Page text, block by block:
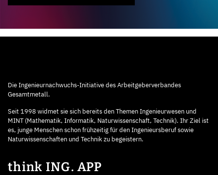
Die Ingenieurnachwuchs-Initiative des Arbeitgeberverbandes
Gesamtmetall.
Seit 1998 widmet sie sich bereits den Themen Ingenieurwesen und
MINT (Mathematik, Informatik, Naturwissenschaft, Technik). Ihr Ziel ist
es, junge Menschen schon frühzeitig für den Ingenieursberuf sowie
Naturwissenschaften und Technik zu begeistern.
think ING. APP